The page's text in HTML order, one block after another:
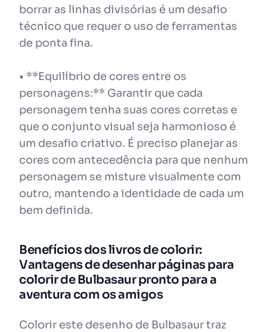
borrar as linhas divisórias é um desafio
técnico que requer o uso de ferramentas
de ponta fina.
• **Equilíbrio de cores entre os
personagens:** Garantir que cada
personagem tenha suas cores corretas e
que o conjunto visual seja harmonioso é
um desafio criativo. É preciso planejar as
cores com antecedência para que nenhum
personagem se misture visualmente com
outro, mantendo a identidade de cada um
bem definida.
Benefícios dos livros de colorir:
Vantagens de desenhar páginas para
colorir de Bulbasaur pronto para a
aventura com os amigos
Colorir este desenho de Bulbasaur traz